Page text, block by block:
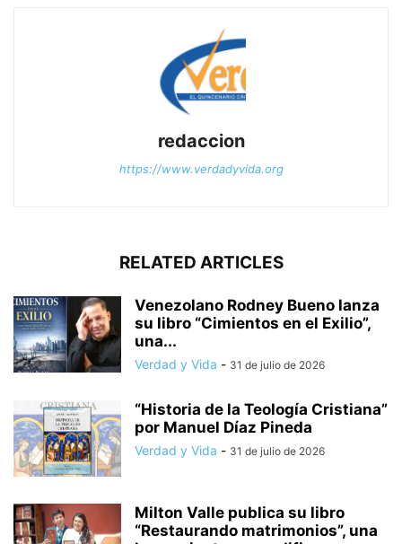
redaccion
https://www.verdadyvida.org
RELATED ARTICLES
Venezolano Rodney Bueno lanza
su libro “Cimientos en el Exilio”,
una...
Verdad y Vida - 31 de julio de 2026
“Historia de la Teología Cristiana”
por Manuel Díaz Pineda
Verdad y Vida - 31 de julio de 2026
Milton Valle publica su libro
“Restaurando matrimonios”, una